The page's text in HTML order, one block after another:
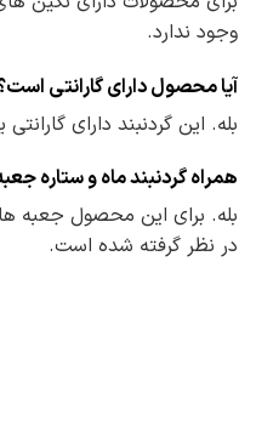
وجود ندارد.
آیا محصول دارای گارانتی
بله. این گردنبند دارای
همراه گردنبند ماه و ستاره
بله. برای این محصول جعبه
در نظر گرفته شده است.